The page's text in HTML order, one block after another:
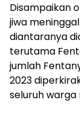
Disampaikan
jiwa
diantaranya
terutama
jumlah
2023
seluruh warga